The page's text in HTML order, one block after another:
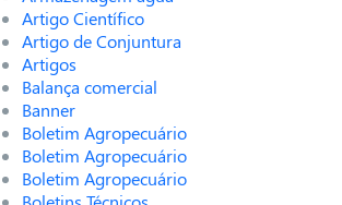
Artigo Científico
Artigo de Conjuntura
Artigos
Balança comercial
Banner
Boletim Agropecuário
Boletim Agropecuário
Boletim Agropecuário